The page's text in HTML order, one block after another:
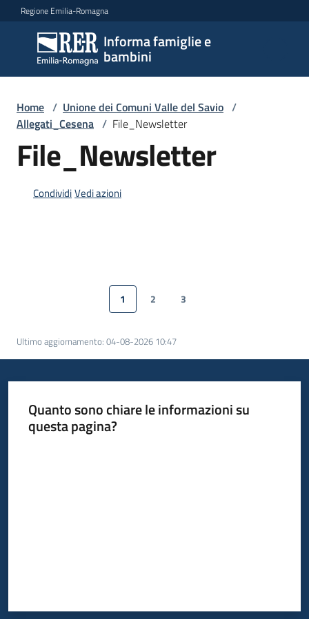
Vai al contenuto
Vai alla navigazione
Vai al footer
Regione Emilia-Romagna
Informa famiglie e
bambini
Informa
famiglie
e
bambini
Argomenti
Informazioni
Home / Unione dei Comuni Valle del Savio /
Allegati_Cesena / File_Newsletter
File_Newsletter
CondividiVedi azioni
Pagina precedente
Pagina
1 Pagina
2 Pagina
3
Ultimo aggiornamento: 04-08-2026 10:47
Quanto sono chiare le informazioni su
questa pagina?